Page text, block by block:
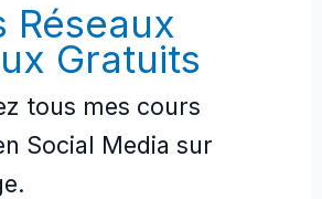
Réseaux
Gratuits
tous mes cours
Social Media sur